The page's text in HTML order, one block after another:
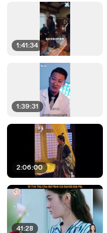
1:41:34
1:39:31
2:06:00
41:28